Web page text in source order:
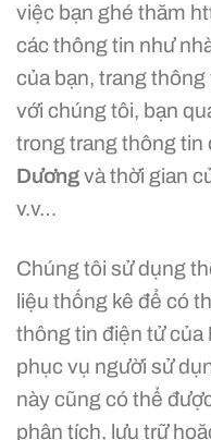
việc bạn ghé thăm
các thông tin như
của bạn, trang
với chúng tôi, bạn
trong trang thông tin
Dươngvà thời gian
v.v…
Chúng tôi sử dụng
liệu thống kê để có
thông tin điện tử của
phục vụ người sử
này cũng có thể
phân tích, lưu trữ